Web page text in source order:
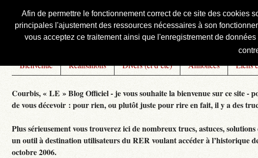
Afin de permettre le fonctionnement correct de ce site des cookies
principales l'ajustement des ressources nécessaires à son
vous acceptez ce traitement ainsi que l'enregistrement de
Courbis, « LE » Blog Officiel
Bienvenue Réalisations Divers (et d’été) Annonces Liens
Courbis, « LE » Blog Officiel - je vous souhaite la bienvenue sur ce site -
de vous décevoir : pour rien, ou plutôt juste pour rire en fait, il y a des
Plus sérieusement vous trouverez ici de nombreux trucs, astuces,
un outil à destination utilisateurs du RER voulant accéder à l’historique
octobre 2006.